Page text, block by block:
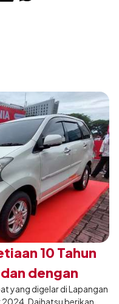
10 Tahun
dengan
yang digelar di Lapangan
Daihatsu berikan